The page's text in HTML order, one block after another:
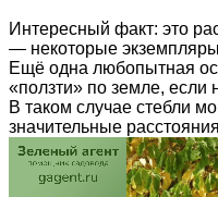
Интересный факт: это
— некоторые
Ещё одна любопытная
«ползти» по земле,
В таком случае стебли
значительные